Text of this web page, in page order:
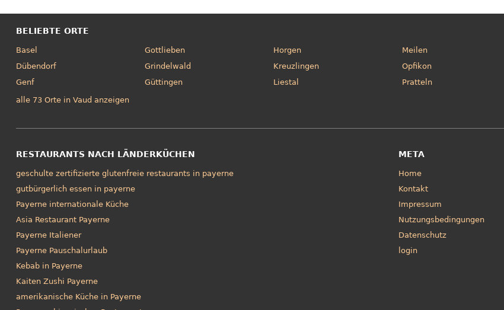
BELIEBTE ORTE
Basel
Dübendorf
Genf
Gottlieben
Grindelwald
Güttingen
Horgen
Kreuzlingen
Liestal
Meilen
Opfikon
Pratteln
alle 73 Orte in Vaud anzeigen
RESTAURANTS NACH LÄNDERKÜCHEN
geschulte zertifizierte glutenfreie restaurants in payerne
gutbürgerlich essen in payerne
Payerne internationale Küche
Asia Restaurant Payerne
Payerne Italiener
Payerne Pauschalurlaub
Kebab in Payerne
Kaiten Zushi Payerne
amerikanische Küche in Payerne
META
Home
Kontakt
Impressum
Nutzungsbedingungen
Datenschutz
login